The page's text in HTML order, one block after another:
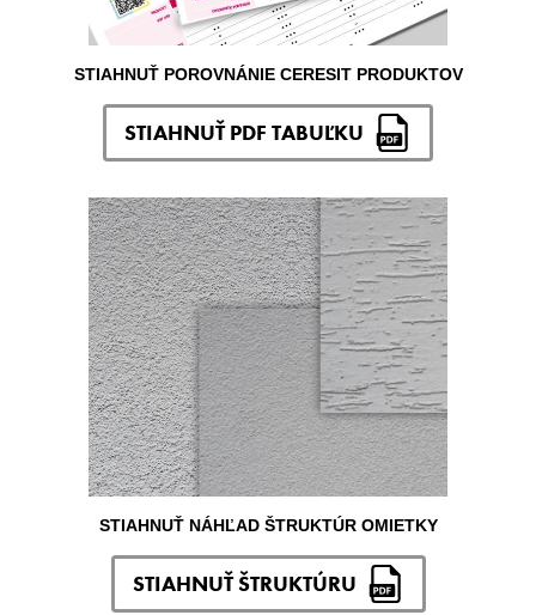
STIAHNUŤ POROVNÁNIE CERESIT PRODUKTOV
STIAHNUŤ PDF TABUĽKU
STIAHNUŤ NÁHĽAD ŠTRUKTÚR OMIETKY
STIAHNUŤ ŠTRUKTÚRU